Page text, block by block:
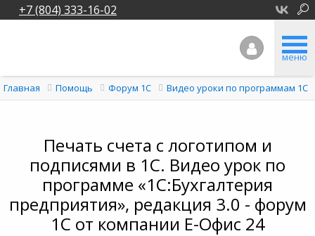
+7 (804) 333-16-02
меню
Главная Помощь Форум 1C Видео уроки по программам 1С
Печать счета с логотипом и
подписями в 1С. Видео урок по
программе «1С:Бухгалтерия
предприятия», редакция 3.0 - форум
1С от компании Е-Офис 24